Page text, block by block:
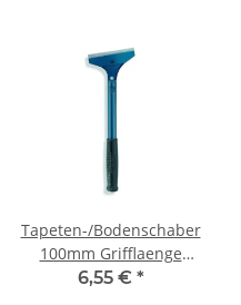
Tapeten-/Bodenschaber
100mm Grifflaenge
30cm
6,55 € *